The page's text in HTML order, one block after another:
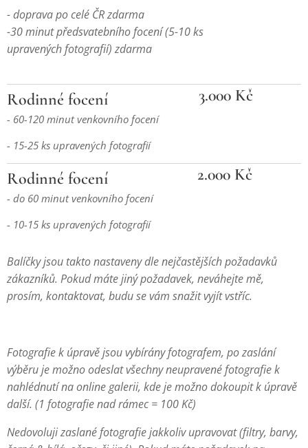
- doprava po celé ČR zdarma
-30 minut předsvatebního focení (5-10 ks
upravených fotografií) zdarma
Rodinné focení
- 60-120 minut venkovního focení
- 15-25 ks upravených fotografií
3.000 Kč
Rodinné focení
- do 60 minut venkovního focení
- 10-15 ks upravených fotografií
2.000 Kč
Balíčky jsou takto nastaveny dle nejčastějších požadavků
zákazníků. Pokud máte jiný požadavek, neváhejte mě,
prosím, kontaktovat, budu se vám snažit vyjít vstříc.
Fotografie k úpravě jsou vybírány fotografem, po zaslání
výběru je možno odeslat všechny neupravené fotografie k
nahlédnutí na online galerii, kde je možno dokoupit k úpravě
další. (1 fotografie nad rámec = 100 Kč)
Nedovoluji zaslané fotografie jakkoliv upravovat (filtry, barvy,